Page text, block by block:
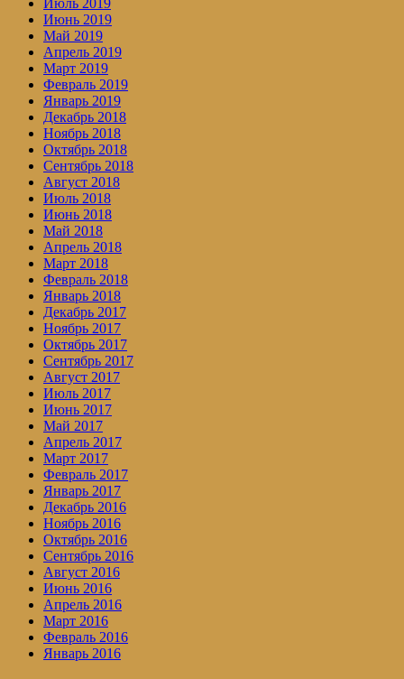
Июль 2019
Июнь 2019
Май 2019
Апрель 2019
Март 2019
Февраль 2019
Январь 2019
Декабрь 2018
Ноябрь 2018
Октябрь 2018
Сентябрь 2018
Август 2018
Июль 2018
Июнь 2018
Май 2018
Апрель 2018
Март 2018
Февраль 2018
Январь 2018
Декабрь 2017
Ноябрь 2017
Октябрь 2017
Сентябрь 2017
Август 2017
Июль 2017
Июнь 2017
Май 2017
Апрель 2017
Март 2017
Февраль 2017
Январь 2017
Декабрь 2016
Ноябрь 2016
Октябрь 2016
Сентябрь 2016
Август 2016
Июнь 2016
Апрель 2016
Март 2016
Февраль 2016
Январь 2016